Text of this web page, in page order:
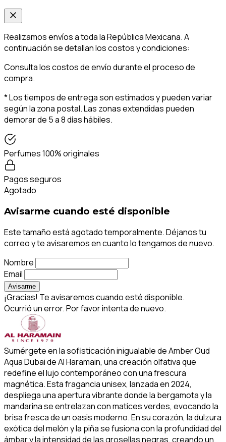
Realizamos envíos a toda la República Mexicana. A
continuación se detallan los costos y condiciones:
Consulta los costos de envío durante el proceso de
compra.
* Los tiempos de entrega son estimados y pueden variar
según la zona postal. Las zonas extendidas pueden
demorar de 5 a 8 días hábiles.
Perfumes 100% originales
Pagos seguros
Agotado
Avisarme cuando esté disponible
Este tamaño está agotado temporalmente. Déjanos tu
correo y te avisaremos en cuanto lo tengamos de nuevo.
Nombre
Email
Avisarme
¡Gracias! Te avisaremos cuando esté disponible.
Ocurrió un error. Por favor intenta de nuevo.
Sumérgete en la sofisticación inigualable de Amber Oud
Aqua Dubai de Al Haramain, una creación olfativa que
redefine el lujo contemporáneo con una frescura
magnética. Esta fragancia unisex, lanzada en 2024,
despliega una apertura vibrante donde la bergamota y la
mandarina se entrelazan con matices verdes, evocando la
brisa fresca de un oasis moderno. En su corazón, la dulzura
exótica del melón y la piña se fusiona con la profundidad del
ámbar y la intensidad de las grosellas negras, creando un